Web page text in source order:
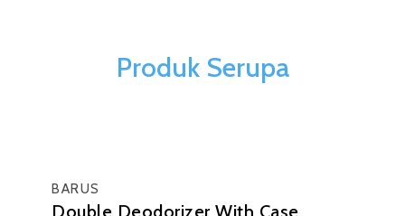
Produk Serupa
BARUS
Double Deodorizer With Case